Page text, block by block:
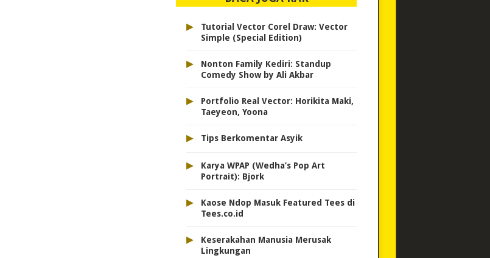
▸
Tutorial Vector Corel Draw: Vector
Simple (Special Edition)
▸
Nonton Family Kediri: Standup
Comedy Show by Ali Akbar
▸
Portfolio Real Vector: Horikita Maki,
Taeyeon, Yoona
▸ Tips Berkomentar Asyik
▸
Karya WPAP (Wedha’s Pop Art
Portrait): Bjork
▸
Kaose Ndop Masuk Featured Tees di
Tees.co.id
▸
Keserakahan Manusia Merusak
Lingkungan